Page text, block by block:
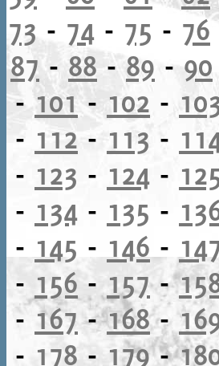
73 - 74 - 75 - 76
87 -88-89 - 90
-101- 102 -
- 112 - 113 -
- 123 - 124 -
- 134 - 135 -
- 145 - 146 -
- 156 - 157-
- 167-168-
- 178 - 179-